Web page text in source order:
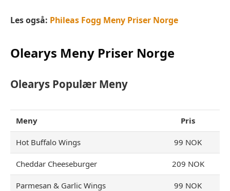
Les også: Phileas Fogg Meny Priser Norge
Olearys Meny Priser Norge
Olearys Populær Meny
Meny Pris
Hot Buffalo Wings 99 NOK
Cheddar Cheeseburger 209 NOK
Parmesan & Garlic Wings 99 NOK